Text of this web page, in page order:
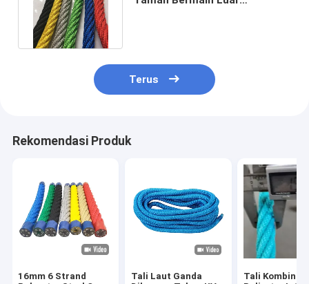
Terus
Rekomendasi Produk
16mm 6 Strand
Tali Laut Ganda
Tali Kombinasi